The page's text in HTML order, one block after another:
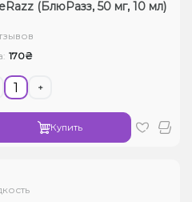
(БлюРазз, 50 мг, 10 мл)
170₴
+
Купить